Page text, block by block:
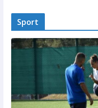
Sport